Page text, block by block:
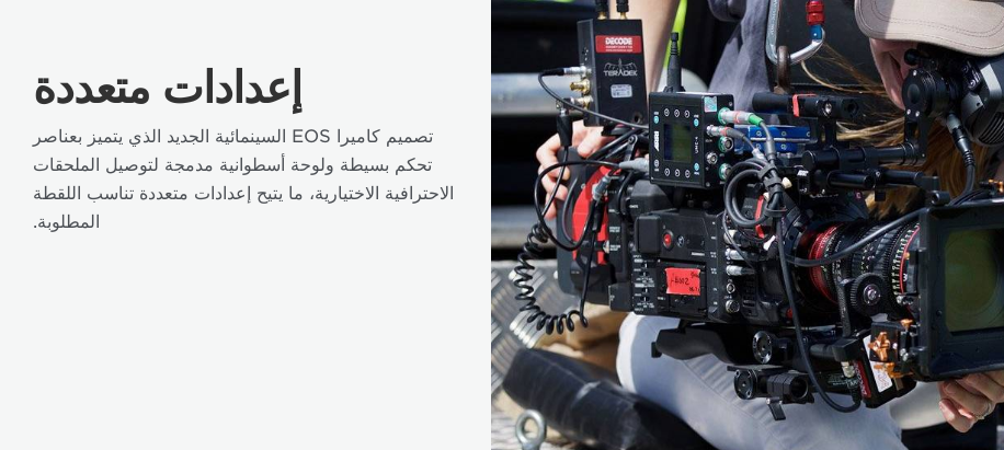
إعدادات متعددة
تصميم كاميرا EOS السينمائية الجديد الذي يتميز بعناصر
تحكم بسيطة ولوحة أسطوانية مدمجة لتوصيل الملحقات
الاحترافية الاختيارية، ما يتيح إعدادات متعددة تناسب اللقطة
المطلوبة.